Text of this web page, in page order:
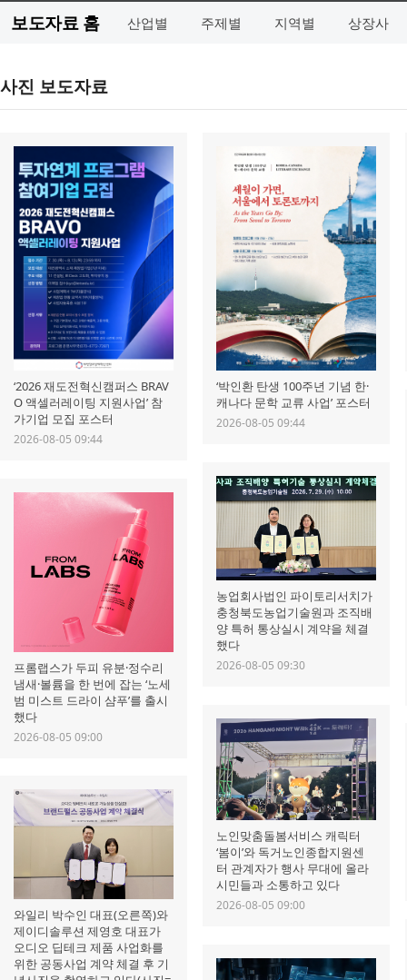
보도자료 홈 산업별 주제별 지역별 상장사
사진 보도자료
‘2026 재도전혁신캠퍼스 BRAV
O 액셀러레이팅 지원사업’ 참
가기업 모집 포스터
2026-08-05 09:44
‘박인환 탄생 100주년 기념 한·
캐나다 문학 교류 사업’ 포스터
2026-08-05 09:44
농업회사법인 파이토리서치가
충청북도농업기술원과 조직배
양 특허 통상실시 계약을 체결
했다
2026-08-05 09:30
프롬랩스가 두피 유분·정수리
냄새·볼륨을 한 번에 잡는 ‘노세
범 미스트 드라이 샴푸’를 출시
했다
2026-08-05 09:00
노인맞춤돌봄서비스 캐릭터
‘봄이’와 독거노인종합지원센
터 관계자가 행사 무대에 올라
시민들과 소통하고 있다
2026-08-05 09:00
와일리 박수인 대표(오른쪽)와
제이디솔루션 제영호 대표가
오디오 딥테크 제품 사업화를
위한 공동사업 계약 체결 후 기